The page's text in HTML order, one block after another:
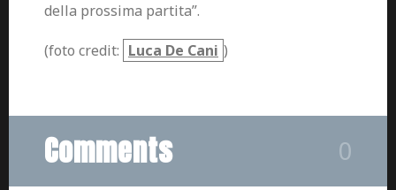
della prossima partita”.
(foto credit: Luca De Cani )
Comments 0